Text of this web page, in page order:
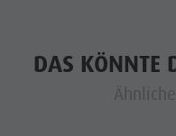
DAS KÖNNTE